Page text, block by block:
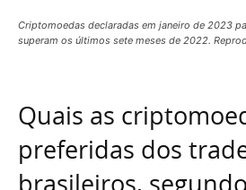
Criptomoedas declaradas em janeiro de 2023
superam os últimos sete meses de 2022.
Quais as
preferidas dos
brasileiros, segundo